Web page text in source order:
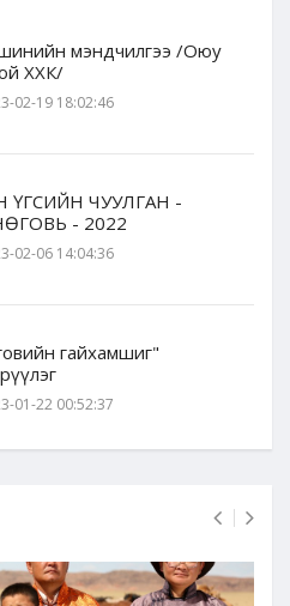
мэндчилгээ /Оюу
ХХК/
02-19 18:02:46
ҮГСИЙН ЧУУЛГАН -
- 2022
02-06 14:04:36
гайхамшиг"
01-22 00:52:37